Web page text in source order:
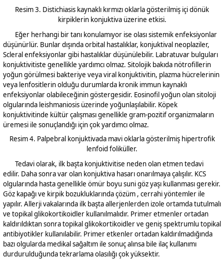
Resim3. Distichiasis kaynaklı kırmızı oklarla gösterilmiş içi dönük
kirpiklerin konjuktiva üzerine etkisi.
Eğer herhangi bir tanı konulamıyor ise olası sistemik enfeksiyonlar
düşünürlür. Bunlar dışında orbital hastalıklar, konjuktival neoplaziler,
Scleral enfeksiyonlar gibi hastalıklar düşünülebilir. Labratuvar bulguları
konjuktivitiste genellikle yardımcı olmaz. Sitolojik bakıda nötrofillerin
yoğun görülmesi bakteriye veya viral konjuktivitin, plazma hücrelerinin
veya lenfositlerin olduğu durumlarda kronik immun kaynaklı
enfeksiyonlar olabileceğinin göstergesidir. Eosinofil yoğun olan sitoloji
olgularında leishmaniosis üzerinde yoğunlaşılabilir. Köpek
konjuktivitinde kültür çalışması genellikle gram-pozitif organizmaların
üremesi ile sonuçlandığı için çok yardımcı olmaz.
Resim4. Palpebral konjuktivada mavi oklarla gösterilmiş hipertrofik
lenfoid foliküller.
Tedavi olarak, ilk başta konjuktivitise neden olan etmen tedavi
edilir. Daha sonra var olan konjuktiva hasarı onarılmaya çalışılır. KCS
olgularında hasta genellikle ömür boyu suni göz yaşı kullanması gerekir.
Göz kapağı ve kirpik bozukluklarında çözüm , cerrahi yöntemler ile
yapılır. Allerji vakalarında ilk başta allerjenlerden izole ortamda tutulmalı
ve topikal glikokortikoidler kullanılmalıdır. Primer etmenler ortadan
kaldırıldıktan sonra topikal glikokortikoidler ve geniş spektrumlu topikal
antibiyotikler kullanılabilir. Primer etkenler ortadan kaldırılmadığında
bazı olgularda medikal sağaltım ile sonuç alınsa bile ilaç kullanımı
durdurulduğunda tekrarlama olasılığı çok yüksektir.